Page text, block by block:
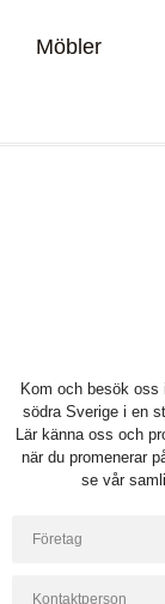
Möbler
Kom och besök oss
södra Sverige i en
Lär känna oss och
när du promenerar
se vår